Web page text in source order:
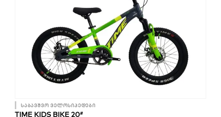
საბავშვო ველოსიპედები
TIME KIDS BIKE 20″